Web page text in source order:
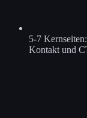
5-7
Kontakt und